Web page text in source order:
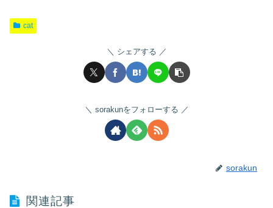
cat
シェアする
sorakunをフォローする
sorakun
関連記事